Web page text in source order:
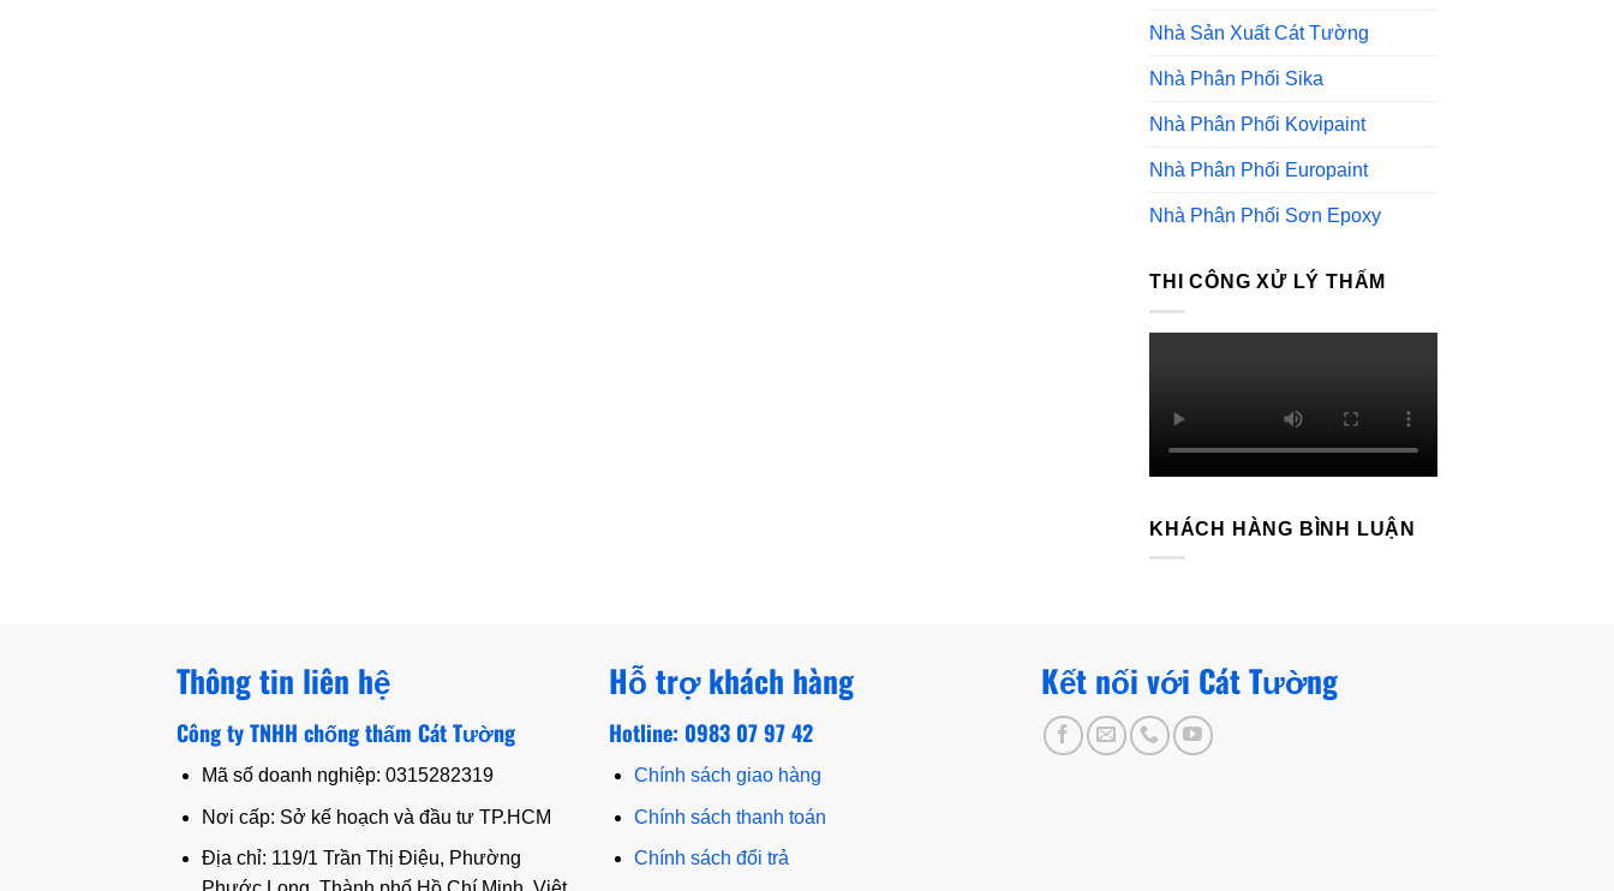
Nhà Sản Xuất Cát Tường
Nhà Phân Phối Sika
Nhà Phân Phối Kovipaint
Nhà Phân Phối Europaint
Nhà Phân Phối Sơn Epoxy
THI CÔNG XỬ LÝ THẤM
KHÁCH HÀNG BÌNH LUẬN
Thông tin liên hệ
Công ty TNHH chống thấm Cát Tường
Mã số doanh nghiệp: 0315282319
Nơi cấp: Sở kế hoạch và đầu tư TP.HCM
Địa chỉ: 119/1 Trần Thị Điệu, Phường
Hỗ trợ khách hàng
Hotline: 0983 07 97 42
Chính sách giao hàng
Chính sách thanh toán
Chính sách đổi trả
Kết nối với Cát Tường